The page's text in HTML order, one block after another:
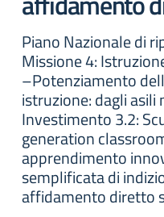
Piano Nazionale di
Missione 4:
–Potenziamento
istruzione: dagli
Investimento 3.2:
generation
apprendimento
semplificata di
affidamento diretto